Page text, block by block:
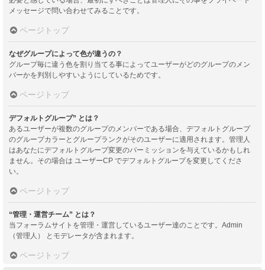
メッセージで問い合わせてみることです。
ページトップ
なぜグループによって色が違うの？
グループ毎に違う色を割り当てる事によってユーザーがどのグループのメン
バーかを判別しやすいようにしているためです。
ページトップ
デフォルトグループ” とは？
あるユーザーが複数のグループのメンバーである場合、デフォルトグループ
のグループカラーとグループランクがそのユーザーに適用されます。管理人
はあなたにデフォルトグループ変更のパーミッションを与えているかもしれ
ません。その場合は ユーザーCP でデフォルトグループを変更してくださ
い。
ページトップ
“管理・運営チーム” とは？
当フォーラムサイトを管理・運営しているユーザー達のことです。Admin
（管理人） とモデレータが含まれます。
ページトップ